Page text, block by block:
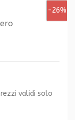
-26%
validi solo